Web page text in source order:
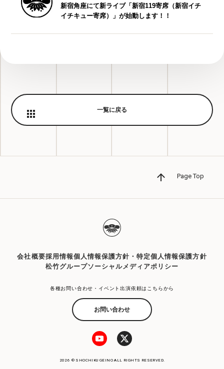
新宿角座にて新ライブ「新宿119寄席（新宿イチ
イチキュー寄席）」が始動します！！
一覧に戻る
Page Top
会社概要採用情報個人情報保護方針・特定個人情報保護方針
松竹グループソーシャルメディアポリシー
各種お問い合わせ・イベント出演依頼はこちらから
お問い合わせ
2026 © SHOCHIKU GEINO ALL RIGHTS RESERVED.